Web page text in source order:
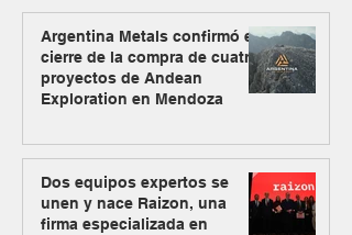
Argentina Metals confirmó el
cierre de la compra de cuatro
proyectos de Andean
Exploration en Mendoza
Dos equipos expertos se
unen y nace Raizon, una
firma especializada en